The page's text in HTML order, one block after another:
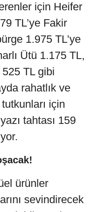
için Heifer
TL’ye Fakir
1.975 TL’ye
Ütü 1.175 TL,
TL gibi
rahatlık ve
için
tahtası 159
ürünler
sevindirecek